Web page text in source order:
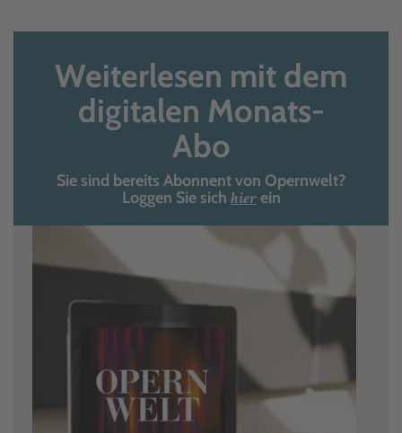
Weiterlesen mit dem
digitalen Monats-
Abo
Sie sind bereits Abonnent von Opernwelt?
Loggen Sie sich hierein